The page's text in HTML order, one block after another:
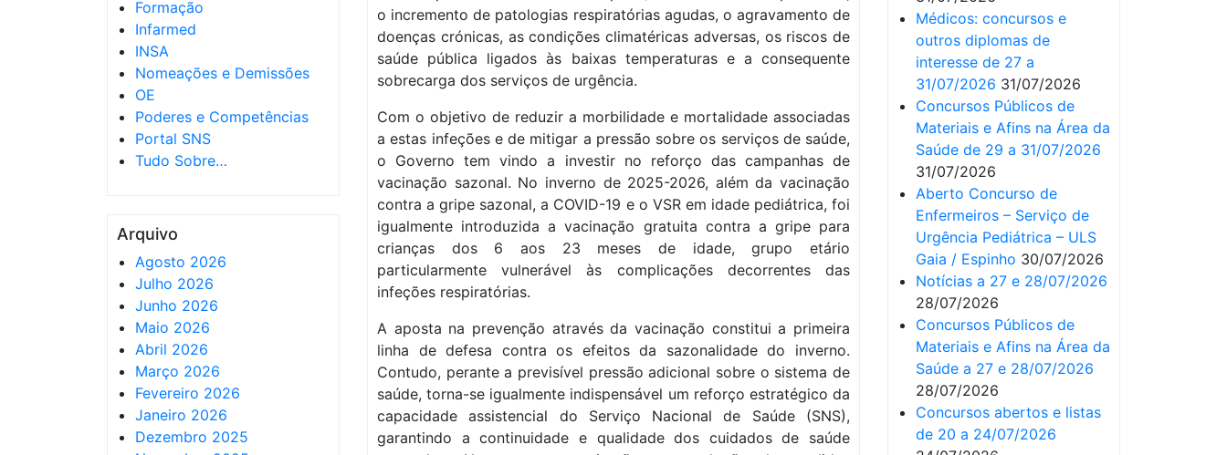
Formação
Infarmed
INSA
Nomeações e Demissões
OE
Poderes e Competências
Portal SNS
Tudo Sobre…
Arquivo
Agosto 2026
Julho 2026
Junho 2026
Maio 2026
Abril 2026
Março 2026
Fevereiro 2026
Janeiro 2026
Dezembro 2025
o incremento de patologias respiratórias agudas, o agravamento de
doenças crónicas, as condições climatéricas adversas, os riscos de
saúde pública ligados às baixas temperaturas e a consequente
sobrecarga dos serviços de urgência.
Com o objetivo de reduzir a morbilidade e mortalidade associadas
a estas infeções e de mitigar a pressão sobre os serviços de saúde,
o Governo tem vindo a investir no reforço das campanhas de
vacinação sazonal. No inverno de 2025-2026, além da vacinação
contra a gripe sazonal, a COVID-19 e o VSR em idade pediátrica, foi
igualmente introduzida a vacinação gratuita contra a gripe para
crianças dos 6 aos 23 meses de idade, grupo etário
particularmente vulnerável às complicações decorrentes das
infeções respiratórias.
A aposta na prevenção através da vacinação constitui a primeira
linha de defesa contra os efeitos da sazonalidade do inverno.
Contudo, perante a previsível pressão adicional sobre o sistema de
saúde, torna-se igualmente indispensável um reforço estratégico da
capacidade assistencial do Serviço Nacional de Saúde (SNS),
garantindo a continuidade e qualidade dos cuidados de saúde
Médicos: concursos e
outros diplomas de
interesse de 27 a
31/07/2026 31/07/2026
Concursos Públicos de
Materiais e Afins na Área da
Saúde de 29 a 31/07/2026
31/07/2026
Aberto Concurso de
Enfermeiros – Serviço de
Urgência Pediátrica – ULS
Gaia / Espinho 30/07/2026
Notícias a 27 e 28/07/2026
28/07/2026
Concursos Públicos de
Materiais e Afins na Área da
Saúde a 27 e 28/07/2026
28/07/2026
Concursos abertos e listas
de 20 a 24/07/2026